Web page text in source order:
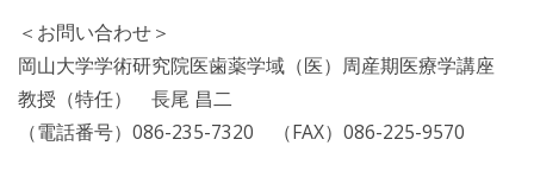
＜お問い合わせ＞
岡山大学学術研究院医歯薬学域（医）周産期医療学講座
教授（特任） 長尾 昌二
（電話番号）086-235-7320 （FAX）086-225-9570